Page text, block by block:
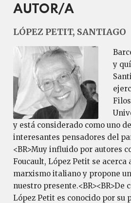
AUTOR/A
LÓPEZ PETIT, SANTIAGO
y
y está considerado como uno
interesantes pensadores del
<BR>Muy influido por autores
Foucault, López Petit se acerca
marxismo italiano y propone
nuestro presente.<BR><BR>De
López Petit es conocido por su